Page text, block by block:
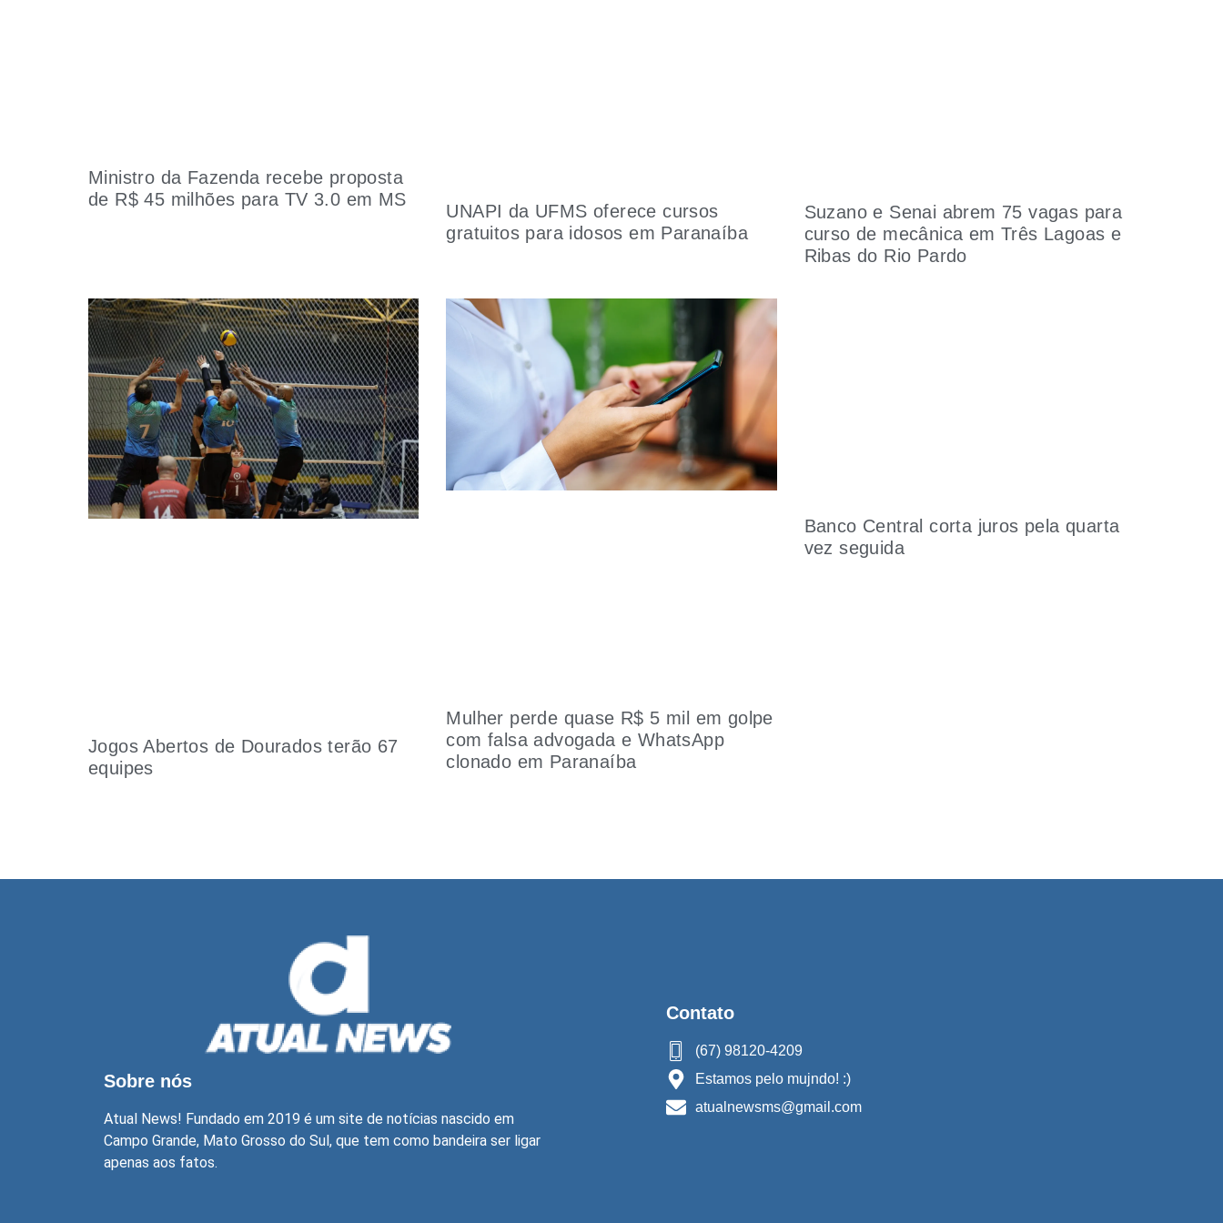
Ministro da Fazenda recebe proposta
de R$ 45 milhões para TV 3.0 em MS
UNAPI da UFMS oferece cursos
gratuitos para idosos em Paranaíba
Suzano e Senai abrem 75 vagas para
curso de mecânica em Três Lagoas e
Ribas do Rio Pardo
Jogos Abertos de Dourados terão 67
equipes
Mulher perde quase R$ 5 mil em golpe
com falsa advogada e WhatsApp
clonado em Paranaíba
Banco Central corta juros pela quarta
vez seguida
Sobre nós
Atual News! Fundado em 2019 é um site de notícias nascido em
Campo Grande, Mato Grosso do Sul, que tem como bandeira ser ligar
apenas aos fatos.
Contato
(67) 98120-4209
Estamos pelo mujndo! :)
atualnewsms@gmail.com